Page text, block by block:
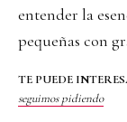
entender la
pequeñas con
TE PUEDE
seguimos pidiendo